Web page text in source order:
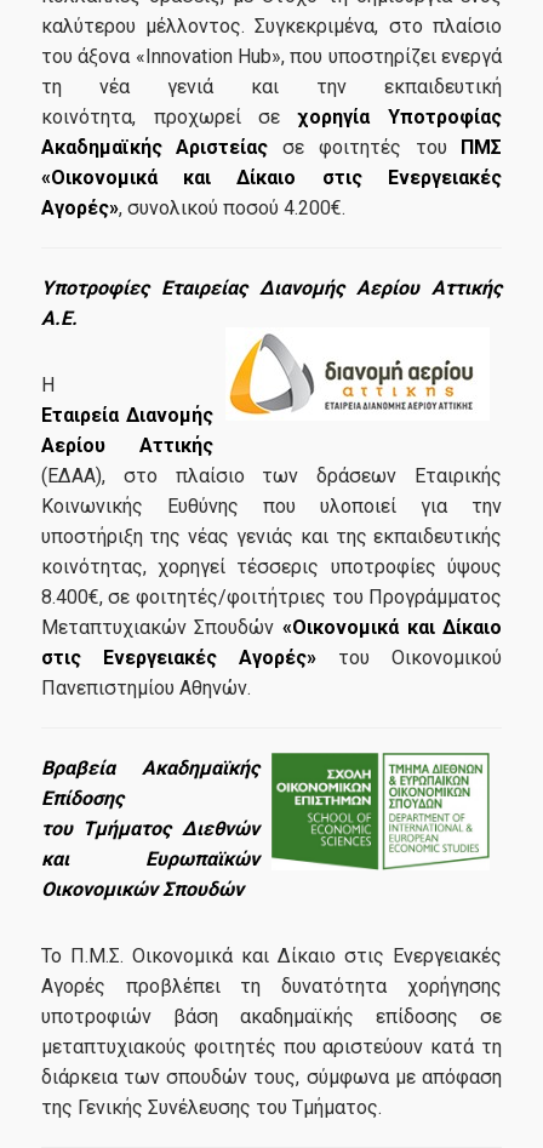
Υποψήφιοι
Σε Ποιούς Απευθύνεται
Αιτήσεις
Υποτροφίες
Καριέρα
Επαγγελματική Αποκατάσταση
Σεμινάριο Επαγγελματικής Ταυτότητας
Γραφείο Διασύνδεσης
Υπηρεσίες-Υποδομές
e-Class
e-Γραμματεία
U-Register
Εγκαταστάσεις
Βιβλιοθήκη ΟΠΑ
Φοιτητική Λέσχη
καλύτερου µέλλοντος. Συγκεκριμένα, στο πλαίσιο
του άξονα «Innovation Hub», που υποστηρίζει ενεργά
τη νέα γενιά και την εκπαιδευτική
κοινότητα,
προχωρεί σε χορηγία Υποτροφίας
Ακαδημαϊκής Αριστείαςσε φοιτητές του ΠΜΣ
«Οικονομικά και Δίκαιο στις Ενεργειακές
Αγορές», συνολικού ποσού 4.200€.
Υποτροφίες Εταιρείας Διανομής Αερίου Αττικής
Α.Ε.
Η
Εταιρεία Διανομής
Αερίου Αττικής
(ΕΔΑΑ), στο πλαίσιο των δράσεων Εταιρικής
Κοινωνικής Ευθύνης που υλοποιεί για την
υποστήριξη της νέας γενιάς και της εκπαιδευτικής
κοινότητας, χορηγεί τέσσερις υποτροφίες ύψους
8.400€, σε φοιτητές/φοιτήτριες του Προγράμματος
Μεταπτυχιακών Σπουδών «Οικονομικά και Δίκαιο
στις Ενεργειακές Αγορές» του Οικονομικού
Πανεπιστημίου Αθηνών.
Βραβεία Ακαδημαϊκής
Επίδοσης
του Τμήματος Διεθνών
και Ευρωπαϊκών
Οικονομικών Σπουδών
Το Π.Μ.Σ. Οικονομικά και Δίκαιο στις Ενεργειακές
Αγορές προβλέπει τη δυνατότητα χορήγησης
υποτροφιών βάση ακαδημαϊκής επίδοσης σε
μεταπτυχιακούς φοιτητές που αριστεύουν κατά τη
διάρκεια των σπουδών τους, σύμφωνα με απόφαση
της Γενικής Συνέλευσης του Τμήματος.